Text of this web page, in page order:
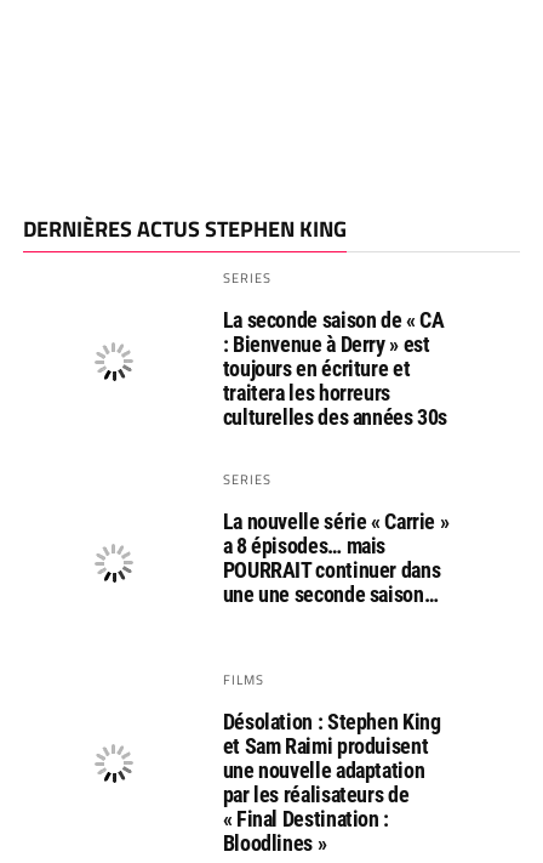
DERNIÈRES ACTUS STEPHEN KING
SERIES
La seconde saison de « CA
: Bienvenue à Derry » est
toujours en écriture et
traitera les horreurs
culturelles des années 30s
SERIES
La nouvelle série « Carrie »
a 8 épisodes… mais
POURRAIT continuer dans
une une seconde saison…
FILMS
Désolation : Stephen King
et Sam Raimi produisent
une nouvelle adaptation
par les réalisateurs de
« Final Destination :
Bloodlines »